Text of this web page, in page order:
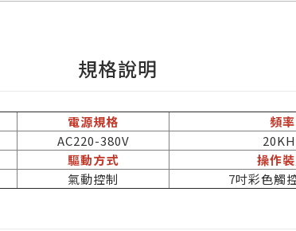
規格說明
電源規格
頻率
AC220-380V
驅動方式
操作
氣動控制 7吋彩色觸